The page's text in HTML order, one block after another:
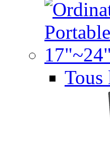
Tous